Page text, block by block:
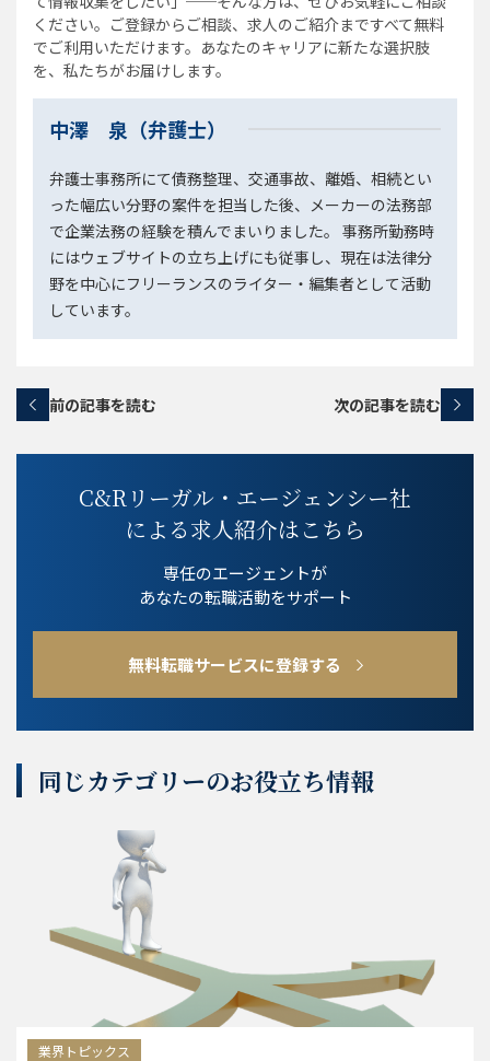
ください。ご登録からご相談、求人のご紹介まですべて無料
でご利用いただけます。あなたのキャリアに新たな選択肢
を、私たちがお届けします。
中澤 泉（弁護士）
弁護士事務所にて債務整理、交通事故、離婚、相続とい
った幅広い分野の案件を担当した後、メーカーの法務部
で企業法務の経験を積んでまいりました。 事務所勤務時
にはウェブサイトの立ち上げにも従事し、現在は法律分
野を中心にフリーランスのライター・編集者として活動
しています。
前の記事を読む 次の記事を読む
C&Rリーガル・エージェンシー社
による求人紹介はこちら
専任のエージェントが
あなたの転職活動をサポート
無料転職サービスに登録する
同じカテゴリーのお役立ち情報
業界トピックス